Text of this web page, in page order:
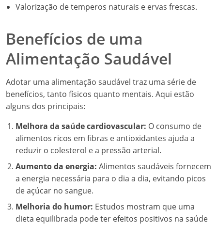
Valorização de temperos naturais e ervas frescas.
Benefícios de uma
Alimentação Saudável
Adotar uma alimentação saudável traz uma série de
benefícios, tanto físicos quanto mentais. Aqui estão
alguns dos principais:
Melhora da saúde cardiovascular: O consumo de
alimentos ricos em fibras e antioxidantes ajuda a
reduzir o colesterol e a pressão arterial.
Aumento da energia: Alimentos saudáveis fornecem
a energia necessária para o dia a dia, evitando picos
de açúcar no sangue.
Melhoria do humor: Estudos mostram que uma
dieta equilibrada pode ter efeitos positivos na saúde